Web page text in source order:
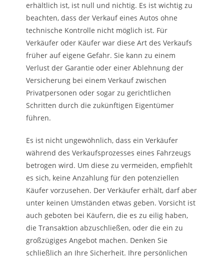
erhältlich ist, ist null und nichtig. Es ist wichtig zu
beachten, dass der Verkauf eines Autos ohne
technische Kontrolle nicht möglich ist. Für
Verkäufer oder Käufer war diese Art des Verkaufs
früher auf eigene Gefahr. Sie kann zu einem
Verlust der Garantie oder einer Ablehnung der
Versicherung bei einem Verkauf zwischen
Privatpersonen oder sogar zu gerichtlichen
Schritten durch die zukünftigen Eigentümer
führen.
Es ist nicht ungewöhnlich, dass ein Verkäufer
während des Verkaufsprozesses eines Fahrzeugs
betrogen wird. Um diese zu vermeiden, empfiehlt
es sich, keine Anzahlung für den potenziellen
Käufer vorzusehen. Der Verkäufer erhält, darf aber
unter keinen Umständen etwas geben. Vorsicht ist
auch geboten bei Käufern, die es zu eilig haben,
die Transaktion abzuschließen, oder die ein zu
großzügiges Angebot machen. Denken Sie
schließlich an Ihre Sicherheit. Ihre persönlichen